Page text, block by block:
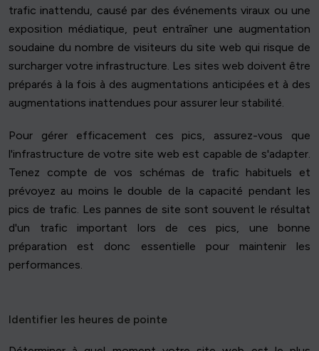
trafic inattendu, causé par des événements viraux ou une
exposition médiatique, peut entraîner une augmentation
soudaine du nombre de visiteurs du site web qui risque de
surcharger votre infrastructure. Les sites web doivent être
préparés à la fois à des augmentations anticipées et à des
augmentations inattendues pour assurer leur stabilité.
Pour gérer efficacement ces pics, assurez-vous que
l'infrastructure de votre site web est capable de s'adapter.
Tenez compte de vos schémas de trafic habituels et
prévoyez au moins le double de la capacité pendant les
pics de trafic. Les pannes de site sont souvent le résultat
d'un trafic important lors de ces pics, une bonne
préparation est donc essentielle pour maintenir les
performances.
Identifier les heures de pointe